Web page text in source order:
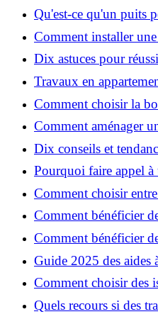
Qu'est-ce qu'un puits
Comment installer
coût, étapes et conseils ?
Dix astuces pour
appartement
Travaux en
et bonnes pratiques
Comment choisir la
décoration et éviter les
Comment aménager
combles en espace
Dix conseils et
de la maison
Pourquoi faire appel à
pour garantir la
Comment choisir
permis de construire
Comment bénéficier
énergétique à Grenoble
Comment bénéficier
rénovation énergétique
Guide 2025 des aides
Voiron :
Comment choisir des
rénovation écologique ?
Quels recours si des